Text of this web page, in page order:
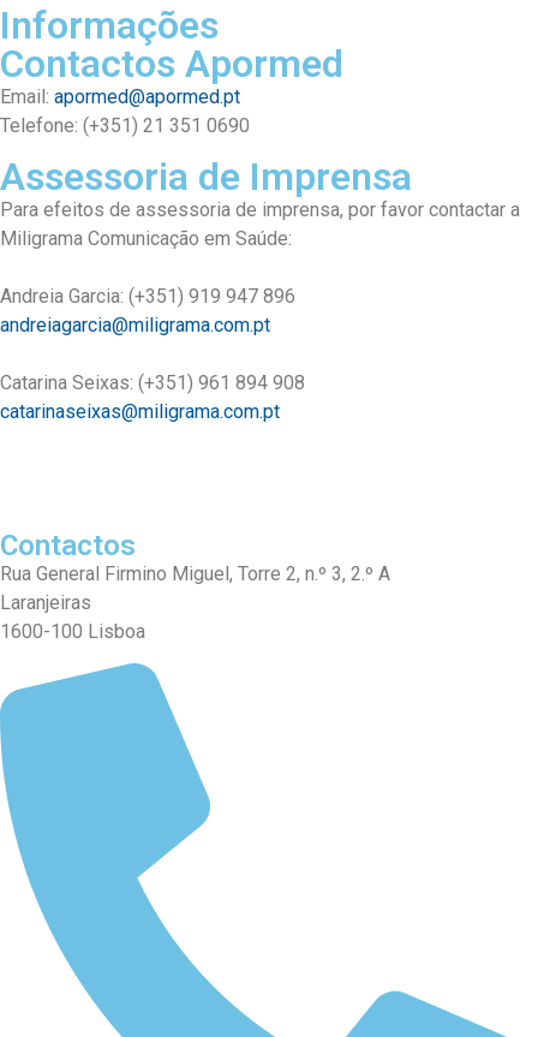
Informações
Contactos Apormed
Email: apormed@apormed.pt
Telefone: (+351) 21 351 0690
Assessoria de Imprensa
Para efeitos de assessoria de imprensa, por favor contactar a
Miligrama Comunicação em Saúde:
Andreia Garcia: (+351) 919 947 896
andreiagarcia@miligrama.com.pt
Catarina Seixas: (+351) 961 894 908
catarinaseixas@miligrama.com.pt
Contactos
Rua General Firmino Miguel, Torre 2, n.º 3, 2.º A
Laranjeiras
1600-100 Lisboa